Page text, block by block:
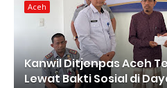
Aceh
Kanwil Ditjenpas Aceh
Lewat Bakti Sosial di